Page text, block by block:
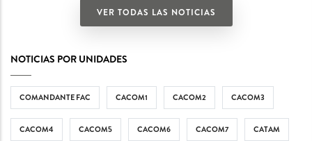
VER TODAS LAS NOTICIAS
NOTICIAS POR UNIDADES
COMANDANTE FAC CACOM1 CACOM2 CACOM3
CACOM4 CACOM5 CACOM6 CACOM7 CATAM